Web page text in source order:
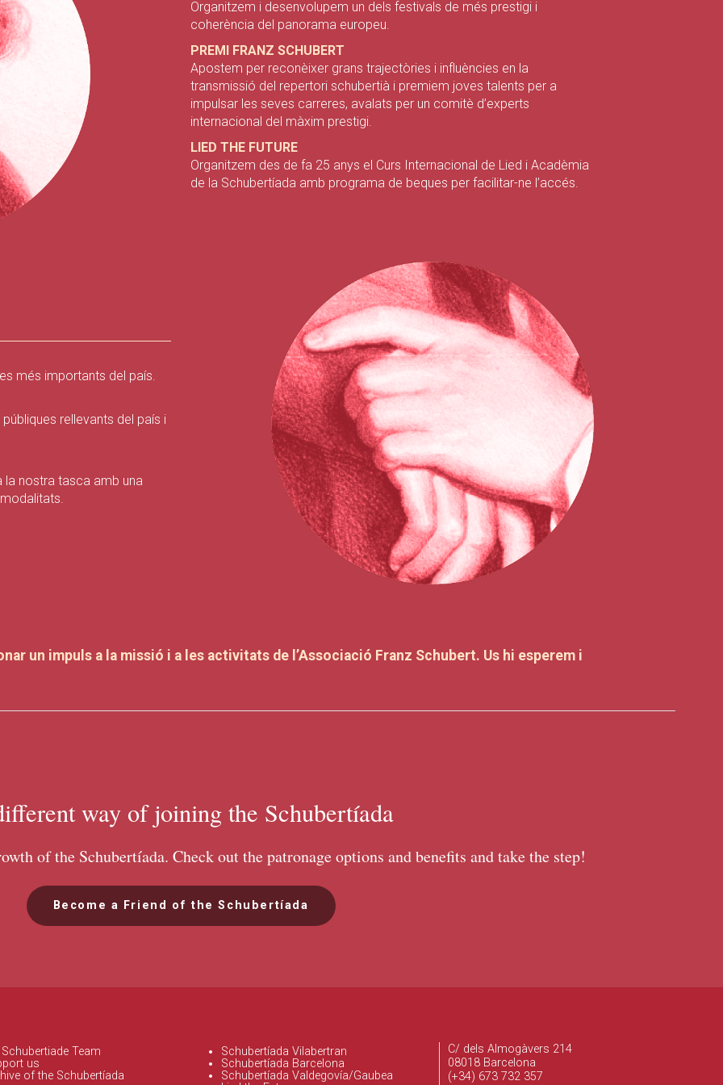
Organitzem i desenvolupem un dels festivals de més prestigi i
coherència del panorama europeu.
PREMI FRANZ SCHUBERT
Apostem per reconèixer grans trajectòries i influències en la
transmissió del repertori schubertià i premiem joves talents per a
impulsar les seves carreres, avalats per un comitè d’experts
internacional del màxim prestigi.
LIED THE FUTURE
Organitzem des de fa 25 anys el Curs Internacional de Lied i Acadèmia
de la Schubertíada amb programa de beques per facilitar-ne l’accés.
més importants del país.
rellevants del país i
nostra tasca amb una
un impuls a la missió i a les activitats de l’Associació Franz Schubert. Us hi esperem i
way of joining the Schubertíada
of the Schubertíada. Check out the patronage options and benefits and take the step!
Become a Friend of the Schubertíada
Team
us
of the Schubertíada
Schubertíada Vilabertran
Schubertíada Barcelona
Schubertíada Valdegovía/Gaubea
C/ dels Almogàvers 214
08018 Barcelona
(+34) 673 732 357